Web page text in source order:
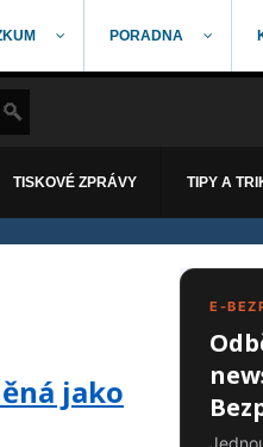
PORADNA
TISKOVÉ ZPRÁVY TIPY A
E-
jako